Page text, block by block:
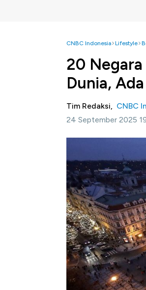
CNBC Indonesia Lifestyle
20
Dunia,
Tim Redaksi, CNBC
24 September 2025